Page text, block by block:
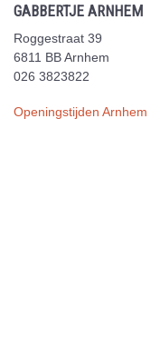
GABBERTJE ARNHEM
Roggestraat 39
6811 BB Arnhem
026 3823822
Openingstijden Arnhem